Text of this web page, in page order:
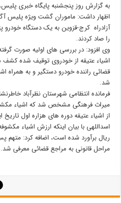
به گزارش روز پنجشنبه پایگاه خبری
اظهار داشت: ماموران گشت ویژه پلیس
را صاد کردند.
وی افزود: در بررسی های اولیه صورت
اشیاء عتیقه از خودروی توقیف شده کشف
قضائی راننده خودرو دستگیر و به همراه
شد.
فرمانده انتظامی شهرستان نظرآباد
از اشیاء عتیقه دوره های هزاره اول
اسداللهی با بیان اینکه ارزش اشیاء
ریال برآورد شده است، اضافه کرد: متهم
مراحل قانونی به مراجع قضائی معرفی شد.